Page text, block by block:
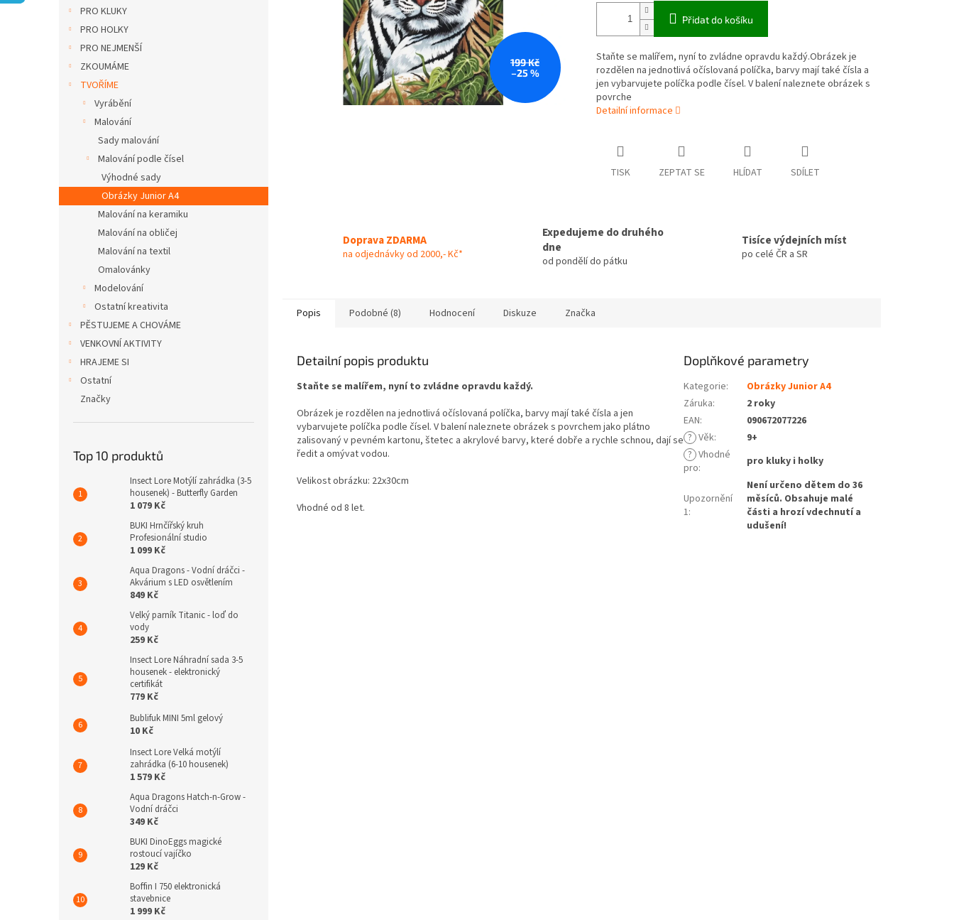
PRO KLUKY
PRO HOLKY
PRO NEJMENŠÍ
ZKOUMÁME
TVOŘÍME
Vyrábění
Malování
Sady malování
Malování podle čísel
Výhodné sady
Obrázky Junior A4
Malování na keramiku
Malování na obličej
Malování na textil
Omalovánky
Modelování
Ostatní kreativita
PĚSTUJEME A CHOVÁME
VENKOVNÍ AKTIVITY
HRAJEME SI
Ostatní
Značky
Top 10 produktů
Insect Lore Motýlí zahrádka (3-5
housenek) - Butterfly Garden
1 079 Kč
BUKI Hrnčířský kruh
Profesionální studio
1 099 Kč
Aqua Dragons - Vodní dráčci -
Akvárium s LED osvětlením
849 Kč
Velký parník Titanic - loď do
vody
259 Kč
Insect Lore Náhradní sada 3-5
housenek - elektronický
certifikát
779 Kč
Bublifuk MINI 5ml gelový
10 Kč
Insect Lore Velká motýlí
zahrádka (6-10 housenek)
1 579 Kč
Aqua Dragons Hatch-n-Grow -
Vodní dráčci
349 Kč
BUKI DinoEggs magické
rostoucí vajíčko
129 Kč
Boffin I 750 elektronická
stavebnice
1 999 Kč
199 Kč
–25 %
Přidat do košíku
Staňte se malířem, nyní to zvládne opravdu každý.Obrázek je
rozdělen na jednotlivá očíslovaná políčka, barvy mají také čísla a
jen vybarvujete políčka podle čísel. V balení naleznete obrázek s
povrche
Detailní informace
TISK ZEPTAT SE HLÍDAT SDÍLET
Doprava ZDARMA
na odjednávky od 2000,- Kč*
Expedujeme do druhého
dne
od pondělí do pátku
Tisíce výdejních míst
po celé ČR a SR
Popis Podobné (8) Hodnocení Diskuze Značka
Detailní popis produktu
Staňte se malířem, nyní to zvládne opravdu každý.
Obrázek je rozdělen na jednotlivá očíslovaná políčka, barvy mají také čísla a jen
vybarvujete políčka podle čísel. V balení naleznete obrázek s povrchem jako plátno
zalisovaný v pevném kartonu, štetec a akrylové barvy, které dobře a rychle schnou, dají se
ředit a omývat vodou.
Velikost obrázku: 22x30cm
Vhodné od 8 let.
Doplňkové parametry
Kategorie:
Obrázky Junior A4
Záruka:
2 roky
EAN:
090672077226
? Věk:
9+
? Vhodné
pro: pro kluky i holky
Upozornění
1:
Není určeno dětem do 36
měsíců. Obsahuje malé
části a hrozí vdechnutí a
udušení!